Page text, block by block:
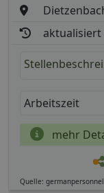
aktualisiert
Arbeitszeit
mehr
Quelle: